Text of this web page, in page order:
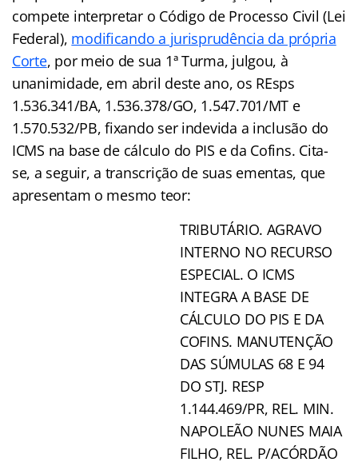
compete interpretar o Código de Processo Civil (Lei
Federal), modificando a jurisprudência da própria
Corte, por meio de sua 1ª Turma, julgou, à
unanimidade, em abril deste ano, os REsps
1.536.341/BA, 1.536.378/GO, 1.547.701/MT e
1.570.532/PB, fixando ser indevida a inclusão do
ICMS na base de cálculo do PIS e da Cofins. Cita-
se, a seguir, a transcrição de suas ementas, que
apresentam o mesmo teor:
TRIBUTÁRIO. AGRAVO
INTERNO NO RECURSO
ESPECIAL. O ICMS
INTEGRA A BASE DE
CÁLCULO DO PIS E DA
COFINS. MANUTENÇÃO
DAS SÚMULAS 68 E 94
DO STJ. RESP
1.144.469/PR, REL. MIN.
NAPOLEÃO NUNES MAIA
FILHO, REL. P/ACÓRDÃO